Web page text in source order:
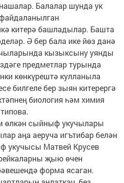
Балалар шунда ук
китерә башладылар. Башта
Ә бер бала ике йөз данә
кызыксыну уянды
предметлар турында
көнкүрештә кулланыла
билгеле бер зыян китерергә
биология һәм химия
өлкән сыйныф укучылары
аңа аеруча игътибар белән
укучысы Матвей Крусев
җыю өчен
форма ясаган.